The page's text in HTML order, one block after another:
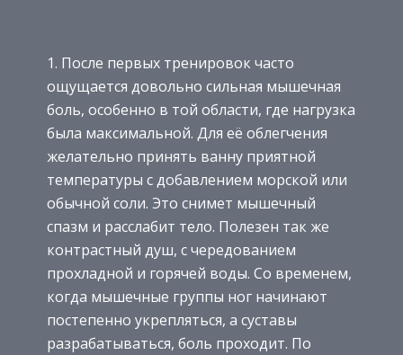
После первых тренировок часто
ощущается довольно сильная мышечная
боль, особенно в той области, где нагрузка
была максимальной. Для её облегчения
желательно принять ванну приятной
температуры с добавлением морской или
обычной соли. Это снимет мышечный
спазм и расслабит тело. Полезен так же
контрастный душ, с чередованием
прохладной и горячей воды. Со временем,
когда мышечные группы ног начинают
постепенно укрепляться, а суставы
разрабатываться, боль проходит. По